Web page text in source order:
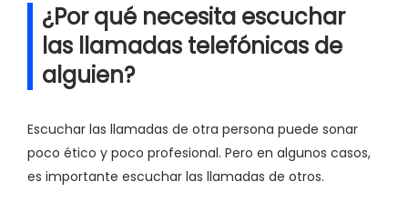
¿Por qué necesita escuchar
las llamadas telefónicas de
alguien?
Escuchar las llamadas de otra persona puede sonar
poco ético y poco profesional. Pero en algunos casos,
es importante escuchar las llamadas de otros.